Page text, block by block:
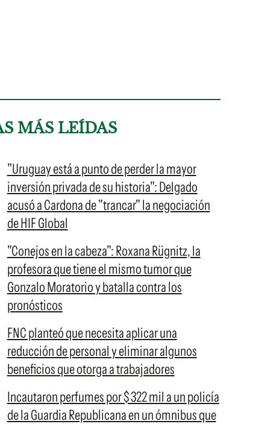
MÁS LEÍDAS
"Uruguay está a punto de perder la mayor
inversión privada de su historia": Delgado
acusó a Cardona de "trancar" la negociación
de HIF Global
"Conejos en la cabeza": Roxana Rügnitz, la
profesora que tiene el mismo tumor que
Gonzalo Moratorio y batalla contra los
pronósticos
FNC planteó que necesita aplicar una
reducción de personal y eliminar algunos
beneficios que otorga a trabajadores
Incautaron perfumes por $ 322 mil a un policía
de la Guardia Republicana en un ómnibus que